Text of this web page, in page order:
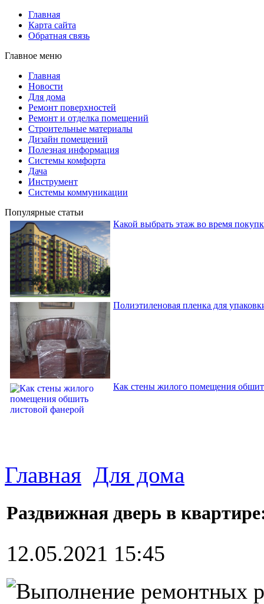
Главная
Карта сайта
Обратная связь
Главное меню
Главная
Новости
Для дома
Ремонт поверхностей
Ремонт и отделка помещений
Строительные материалы
Дизайн помещений
Полезная информация
Системы комфорта
Дача
Инструмент
Системы коммуникации
Популярные статьи
Какой выбрать этаж во время
Полиэтиленовая пленка для
Как стены жилого помещения
Главная Для дома
Раздвижная дверь в
12.05.2021 15:45
Выполнение ремонтных